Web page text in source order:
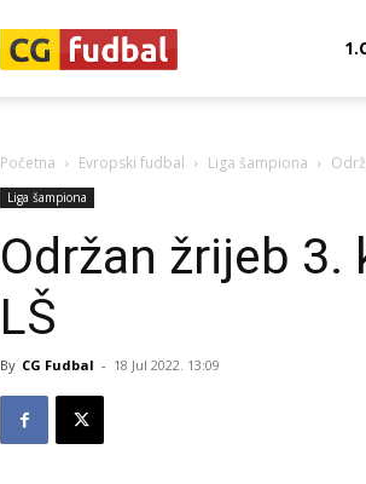
Početna Evropski fudbal Liga šampiona
Liga šampiona
Održan žrijeb
LŠ
By CG Fudbal - 18 Jul 2022. 13:09